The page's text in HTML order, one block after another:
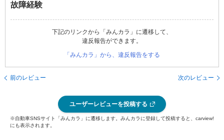
故障経験
下記のリンクから「みんカラ」に遷移して、
違反報告ができます。
「みんカラ」から、違反報告をする
前のレビュー 次のレビュー
ユーザーレビューを投稿する
※自動車SNSサイト「みんカラ」に遷移します。みんカラに登録して投稿すると、carview!
にも表示されます。